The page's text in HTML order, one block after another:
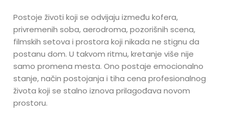
Postoje životi koji se odvijaju između kofera,
privremenih soba, aerodroma, pozorišnih scena,
filmskih setova i prostora koji nikada ne stignu da
postanu dom. U takvom ritmu, kretanje više nije
samo promena mesta. Ono postaje emocionalno
stanje, način postojanja i tiha cena profesionalnog
života koji se stalno iznova prilagođava novom
prostoru.